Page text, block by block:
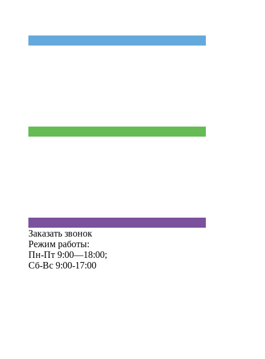
Заказать звонок
Режим работы:
Пн-Пт 9:00—18:00;
Сб-Вс 9:00-17:00